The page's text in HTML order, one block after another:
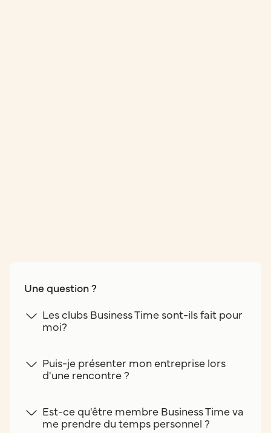
Une question ?
Les clubs Business Time sont-ils fait pour
moi?
Puis-je présenter mon entreprise lors
d'une rencontre ?
Est-ce qu'être membre Business Time va
me prendre du temps personnel ?